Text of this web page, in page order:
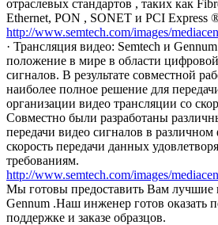
отраслевых стандартов , таких как
Ethernet, PON , SONET и PCI Express
http://www.semtech.com/images/
· Трансляция видео: Semtech и
положение в мире в области
сигналов. В результате совместной
наиболее полное решение для
организации видео трансляции со
Совместно были разработаны
передачи видео сигналов в
скорость передачи данных
требованиям.
http://www.semtech.com/images/
Мы готовы предоставить Вам лучшие
Gennum .Наш инженер готов оказать
поддержке и заказе образцов.